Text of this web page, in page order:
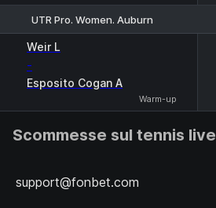
UTR Pro. Women. Auburn
Weir L
-
Esposito Cogan A
Warm-up
Scommesse sul tennis live
support@fonbet.com